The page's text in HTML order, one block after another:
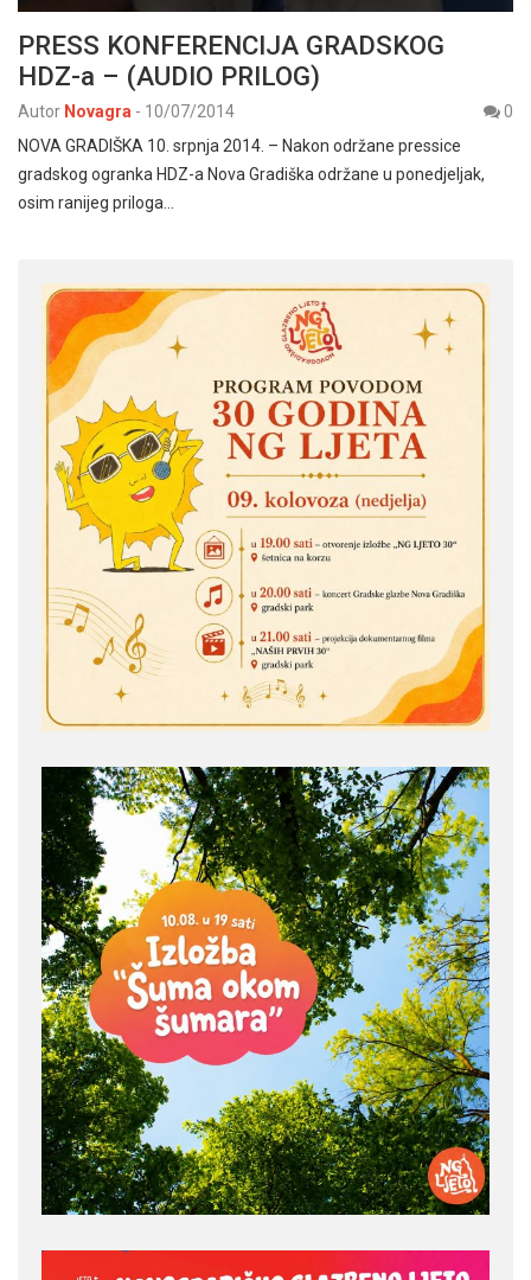
PRESS KONFERENCIJA GRADSKOG
HDZ-a – (AUDIO PRILOG)
Autor Novagra - 10/07/2014
0
NOVA GRADIŠKA 10. srpnja 2014. – Nakon održane pressice
gradskog ogranka HDZ-a Nova Gradiška održane u ponedjeljak,
osim ranijeg priloga…